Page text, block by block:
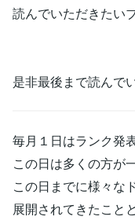
読んでいただきたい
是非最後まで読んで
毎月１日はランク発
この日は多くの方が
この日までに様々な
展開されてきたこと